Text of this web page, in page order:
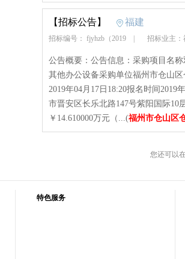
【招标公告】 福建
招标编号： fjyhzb（2019 招标业主：
公告概要：公告信息：采购项目名
其他办公设备采购单位福州市仓山
2019年04月17日18:20报名时间2019
市晋安区长乐北路147号紫阳国际10
￥14.610000万元（...(福州市仓山区
您还可以
特色服务